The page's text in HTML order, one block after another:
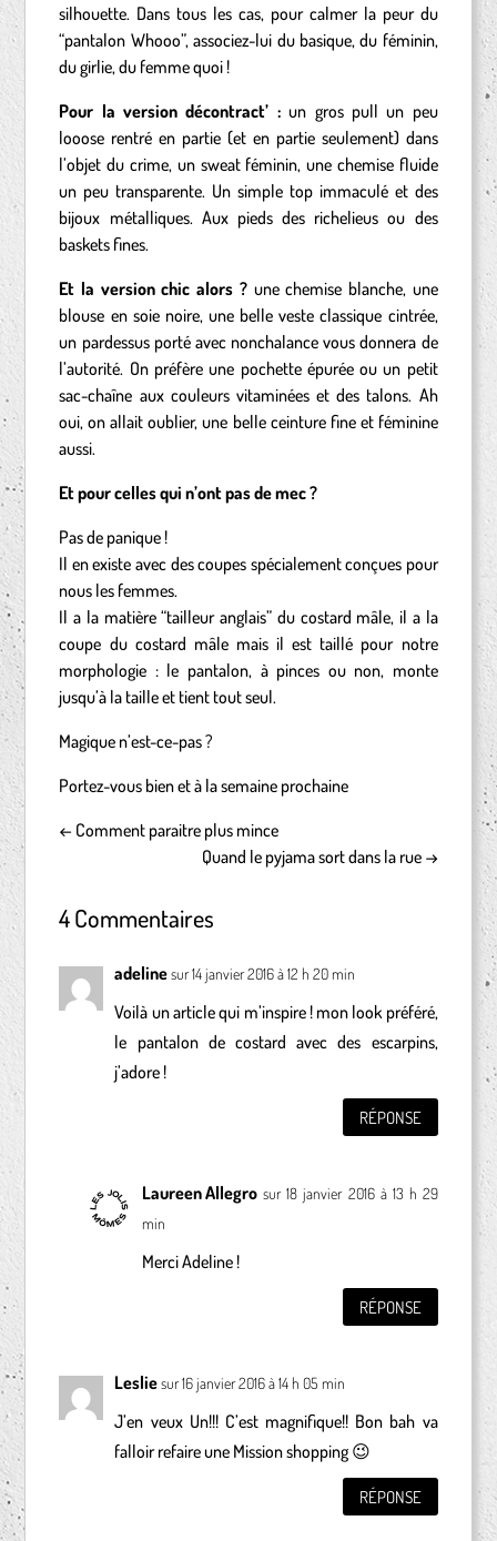
silhouette. Dans tous les cas, pour calmer la peur du
“pantalon Whooo”, associez-lui du basique, du féminin,
du girlie, du femme quoi !
Pour la version décontract’ :un gros pull un peu
looose rentré en partie (et en partie seulement) dans
l’objet du crime, un sweat féminin, une chemise fluide
un peu transparente. Un simple top immaculé et des
bijoux métalliques. Aux pieds des richelieus ou des
baskets fines.
Et la version chic alors ?une chemise blanche, une
blouse en soie noire, une belle veste classique cintrée,
un pardessus porté avec nonchalance vous donnera de
l’autorité. On préfère une pochette épurée ou un petit
sac-chaîne aux couleurs vitaminées et des talons. Ah
oui, on allait oublier, une belle ceinture fine et féminine
aussi.
Et pour celles qui n’ont pas de mec ?
Pas de panique !
Il en existe avec des coupes spécialement conçues pour
nous les femmes.
Il a la matière “tailleur anglais” du costard mâle, il a la
coupe du costard mâle mais il est taillé pour notre
morphologie : le pantalon, à pinces ou non, monte
jusqu’à la taille et tient tout seul.
Magique n’est-ce-pas ?
Portez-vous bien et à la semaine prochaine
← Comment paraitre plus mince
Quand le pyjama sort dans la rue →
4 Commentaires
adeline sur 14 janvier 2016 à 12 h 20 min
Voilà un article qui m’inspire ! mon look préféré,
le pantalon de costard avec des escarpins,
j’adore !
RÉPONSE
Laureen Allegro sur 18 janvier 2016 à 13 h 29
min
Merci Adeline !
RÉPONSE
Leslie sur 16 janvier 2016 à 14 h 05 min
J’en veux Un!!! C’est magnifique!! Bon bah va
falloir refaire une Mission shopping 😉
RÉPONSE